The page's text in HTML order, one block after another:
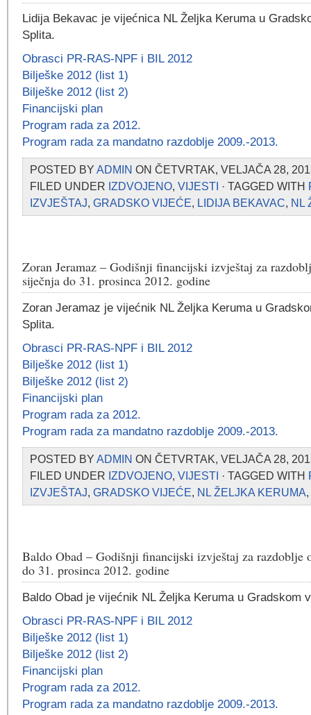
Lidija Bekavac je vijećnica NL Željka Keruma u
Splita.
Obrasci PR-RAS-NPF i BIL 2012
Bilješke 2012 (list 1)
Bilješke 2012 (list 2)
Financijski plan
Program rada za 2012.
Program rada za mandatno razdoblje 2009.-2013.
POSTED BY ADMIN ON ČETVRTAK, VELJAČA 28,
FILED UNDER IZDVOJENO, VIJESTI · TAGGED WITH
IZVJEŠTAJ, GRADSKO VIJEĆE, LIDIJA BEKAVAC, NL
Zoran Jeramaz – Godišnji financijski izvještaj za
siječnja do 31. prosinca 2012. godine
Zoran Jeramaz je vijećnik NL Željka Keruma u
Splita.
Obrasci PR-RAS-NPF i BIL 2012
Bilješke 2012 (list 1)
Bilješke 2012 (list 2)
Financijski plan
Program rada za 2012.
Program rada za mandatno razdoblje 2009.-2013.
POSTED BY ADMIN ON ČETVRTAK, VELJAČA 28,
FILED UNDER IZDVOJENO, VIJESTI · TAGGED WITH
IZVJEŠTAJ, GRADSKO VIJEĆE, NL ŽELJKA KERUMA,
Baldo Obad – Godišnji financijski izvještaj za razdoblje
do 31. prosinca 2012. godine
Baldo Obad je vijećnik NL Željka Keruma u Gradskom
Obrasci PR-RAS-NPF i BIL 2012
Bilješke 2012 (list 1)
Bilješke 2012 (list 2)
Financijski plan
Program rada za 2012.
Program rada za mandatno razdoblje 2009.-2013.